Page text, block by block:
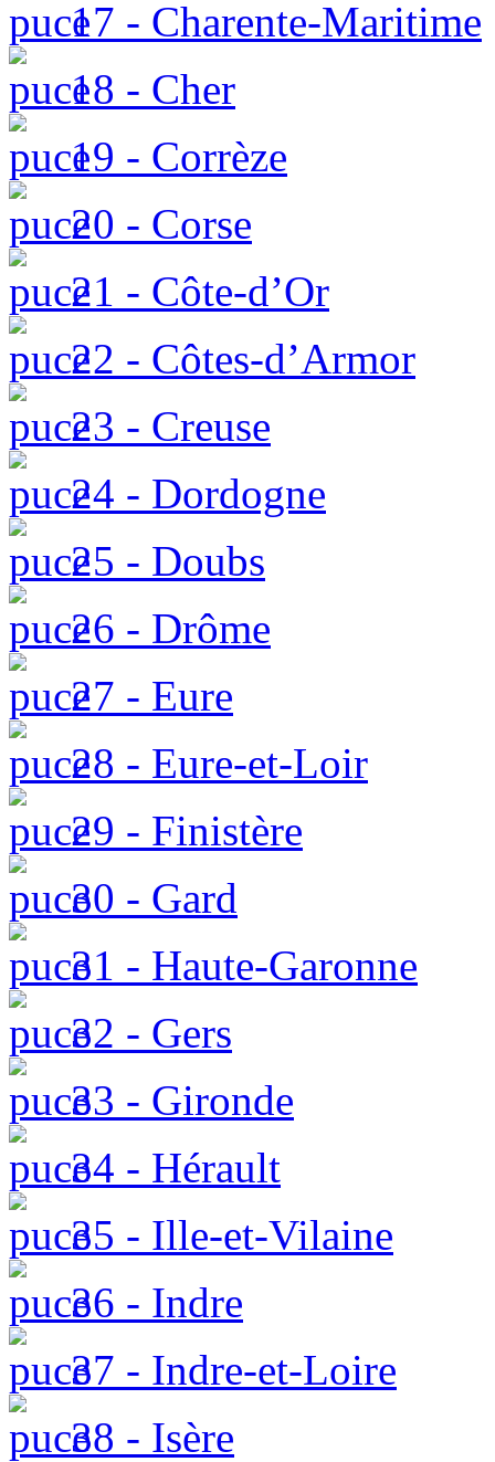
17 - Charente-Maritime
18 - Cher
19 - Corrèze
20 - Corse
21 - Côte-d’Or
22 - Côtes-d’Armor
23 - Creuse
24 - Dordogne
25 - Doubs
26 - Drôme
27 - Eure
28 - Eure-et-Loir
29 - Finistère
30 - Gard
31 - Haute-Garonne
32 - Gers
33 - Gironde
34 - Hérault
35 - Ille-et-Vilaine
36 - Indre
37 - Indre-et-Loire
38 - Isère